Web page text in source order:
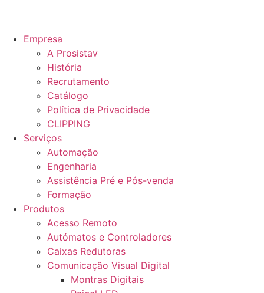
Empresa
A Prosistav
História
Recrutamento
Catálogo
Política de Privacidade
CLIPPING
Serviços
Automação
Engenharia
Assistência Pré e Pós-venda
Formação
Produtos
Acesso Remoto
Autómatos e Controladores
Caixas Redutoras
Comunicação Visual Digital
Montras Digitais